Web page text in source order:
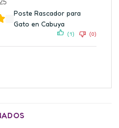
Poste Rascador para
Gato en Cabuya
(1) (0)